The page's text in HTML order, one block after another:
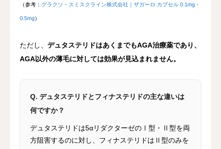
（参考： グラクソ・スミスクライン株式会社｜ザガーロ カプセル 0.1mg・
0.5mg）
ただし、 デュタステリドはあくまでもAGA治療薬であり、
AGA以外の薄毛に対しては効果が見込まれません。
Q. デュタステリドとフィナステリドの主な違いは
何ですか？
デュタステリドは5αリダクターゼのⅠ型・Ⅱ型を両
方阻害するのに対し、フィナステリドはⅡ型のみを